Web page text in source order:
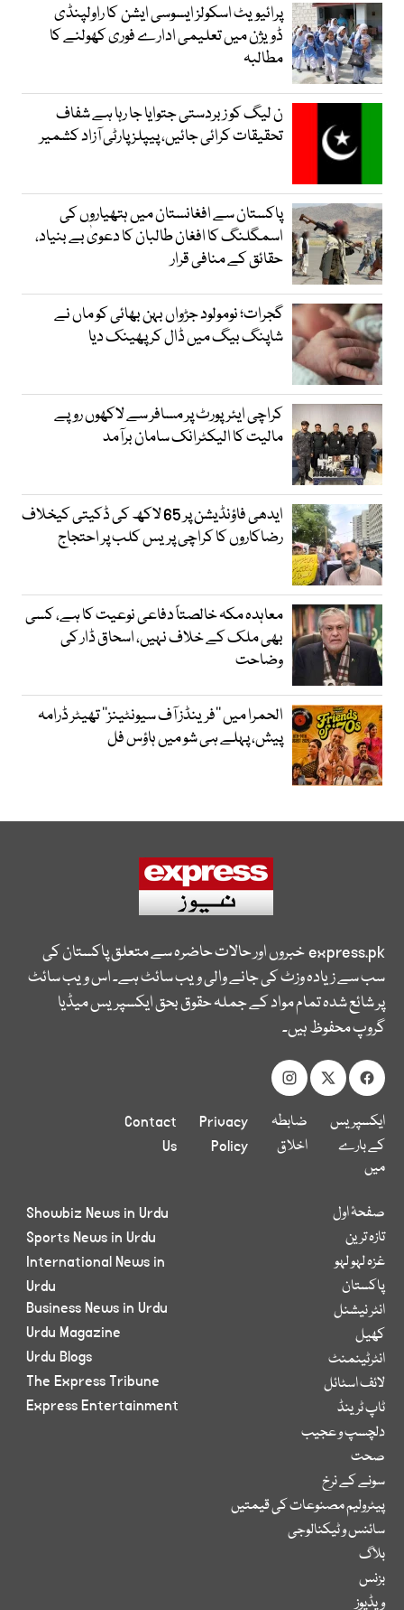
پرائیویٹ اسکولز ایسوسی ایشن کا راولپنڈی
ڈویژن میں تعلیمی ادارے فوری کھولنے کا
مطالبہ
ن لیگ کو زبردستی جتوایا جا رہا ہے شفاف
تحقیقات کرائی جائیں، پیپلز پارٹی آزاد کشمیر
پاکستان سے افغانستان میں ہتھیاروں کی
اسمگلنگ کا افغان طالبان کا دعویٰ بے بنیاد،
حقائق کے منافی قرار
گجرات؛ نومولود جڑواں بہن بھائی کو ماں نے
شاپنگ بیگ میں ڈال کر پھینک دیا
کراچی ایئرپورٹ پر مسافر سے لاکھوں روپے
مالیت کا الیکٹرانک سامان برآمد
ایدھی فاؤنڈیشن پر 65 لاکھ کی ڈکیتی کیخلاف
رضاکاروں کا کراچی پریس کلب پر احتجاج
معاہدہ مکہ خالصتاً دفاعی نوعیت کا ہے، کسی
بھی ملک کے خلاف نہیں، اسحاق ڈار کی
وضاحت
الحمرا میں ’’فرینڈز آف سیونٹینز‘‘ تھیٹر ڈرامہ
پیش، پہلے ہی شو میں ہاؤس فل
express.pkخبروں اور حالات حاضرہ سے متعلق پاکستان کی
سب سے زیادہ وزٹ کی جانے والی ویب سائٹ ہے۔ اس ویب سائٹ
پر شائع شدہ تمام مواد کے جملہ حقوق بحق ایکسپریس میڈیا
گروپ محفوظ ہیں۔
ایکسپریس
کے بارے
میں
ضابطہ
اخلاق
Privacy
Policy
Contact
Us
صفحۂ اول
تازہ ترین
غزہ لہو لہو
پاکستان
انٹر نیشنل
کھیل
انٹرٹینمنٹ
لائف اسٹائل
ٹاپ ٹرینڈ
دلچسپ و عجیب
صحت
سونے کے نرخ
پیٹرولیم مصنوعات کی قیمتیں
سائنس و ٹیکنالوجی
بلاگ
بزنس
ویڈیوز
Showbiz News in Urdu
Sports News in Urdu
International News in
Urdu
Business News in Urdu
Urdu Magazine
Urdu Blogs
The Express Tribune
Express Entertainment